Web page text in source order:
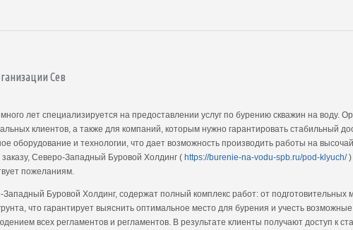
Сев
лет специализируется на предоставлении услуг по бурению скважин на воду.
клиентов, а также для компаний, которым нужно гарантировать стабильный
оборудование и технологии, что дает возможность производить работы на
Северо-Западный Буровой Холдинг ( https://burenie-na-vodu-spb.ru/pod-klyuch/)
пожеланиям.
Буровой Холдинг, содержат полный комплекс работ: от подготовительных
что гарантирует выяснить оптимальное место для бурения и учесть
всех регламентов и регламентов. В результате клиенты получают доступ к